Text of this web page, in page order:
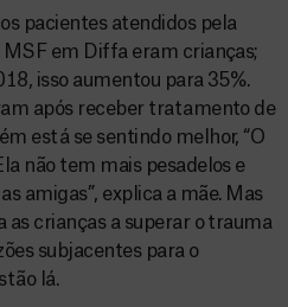
pacientes atendidos pela
em Diffa eram crianças;
isso aumentou para 35%.
após receber tratamento de
está se sentindo melhor, “O
não tem mais pesadelos e
amigas”, explica a mãe. Mas
as crianças a superar o trauma
subjacentes para o
lá.